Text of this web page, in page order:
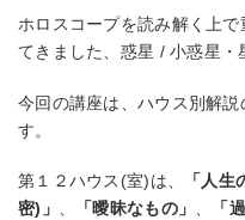
ホロスコープを読み解く上
てきました、惑星 / 小惑星・
今回の講座は、ハウス別解説
す。
第１２ハウス(室)は、 「人生
密)」 、 「曖昧なもの」 、 「